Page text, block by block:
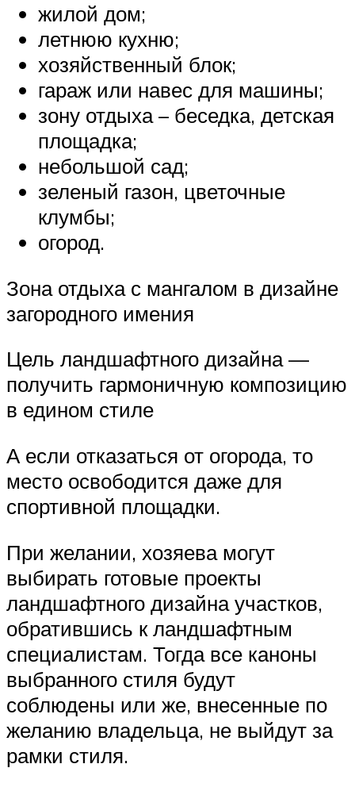
жилой дом;
летнюю кухню;
хозяйственный блок;
гараж или навес для машины;
зону отдыха – беседка, детская
площадка;
небольшой сад;
зеленый газон, цветочные
клумбы;
огород.
Зона отдыха с мангалом в дизайне
загородного имения
Цель ландшафтного дизайна —
получить гармоничную композицию
в едином стиле
А если отказаться от огорода, то
место освободится даже для
спортивной площадки.
При желании, хозяева могут
выбирать готовые проекты
ландшафтного дизайна участков,
обратившись к ландшафтным
специалистам. Тогда все каноны
выбранного стиля будут
соблюдены или же, внесенные по
желанию владельца, не выйдут за
рамки стиля.